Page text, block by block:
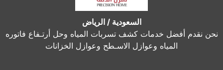
السعودية / الرياض
نحن نقدم أفضل خدمات كشف تسربات المياه وحل أرتـفاع فاتوره
المياه وعوازل الاسـطح وعوازل الخزانات